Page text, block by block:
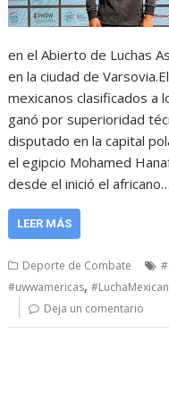
en el Abierto de Luchas
en la ciudad de
mexicanos clasificados a
ganó por superioridad
disputado en la capital
el egipcio Mohamed
desde el inició el africano…
LEER MÁS
Deporte de Combate
#uwwamericas,
Deja un comentario